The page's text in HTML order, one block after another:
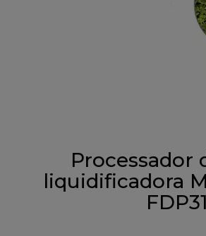
Processador
liquidificadora